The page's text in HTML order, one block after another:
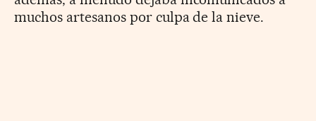
muchos artesanos por culpa de la nieve.